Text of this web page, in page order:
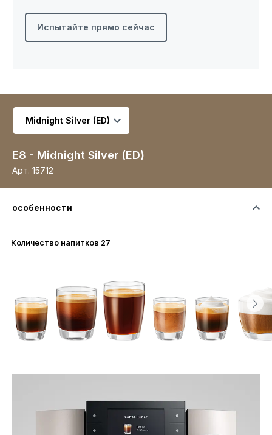
Испытайте прямо сейчас
Выберите вариант
E8 - Midnight Silver (ED)
Арт. 15712
особенности